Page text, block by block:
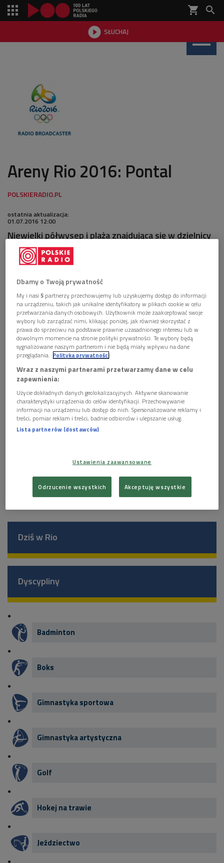
shopping_cart 
 SŁUCHAJ

Areny Rio 2016: Pontal
ostatnia aktualizacja:
01.07.2016 12:00
Niewielki półwysep i plaża znajdująca się w dzielnicy
Recreio dos Bandeirantes w zachodniej części Rio de
Janeiro.
Foto: Wikimedia/Rodrigo.dst
Rozgrywane tu będą zawody kolarskie (jazda indywidualna na
czas) oraz lekkoatletyczne (chód).
Zobacz więcej na temat: areny rio 2016 rio 2016
Dziś w Rio
Dyscypliny
Badminton
Boks
Gimnastyka sportowa
Gimnastyka artystyczna
Golf
Hokej na trawie
Jeździectwo
Dbamy o Twoją prywatność
My i nasi5 partnerzy przechowujemy lub uzyskujemy dostęp do informacji
na urządzeniu, takich jak unikalne identyfikatory w plikach cookie w celu
przetwarzania danych osobowych. Użytkownik może zaakceptować swoje
wybory lub zarządzać nimi, klikając poniżej, jak również skorzystać z
prawa do sprzeciwu na podstawie prawnie uzasadnionego interesu lub w
dowolnym momencie na stronie polityki prywatności. Te wybory będą
sygnalizowane naszym partnerom i nie będą miały wpływu na dane
przeglądania. Polityka prywatności
Wraz z naszymi partnerami przetwarzamy dane w celu
zapewnienia:
Użycie dokładnych danych geolokalizacyjnych. Aktywne skanowanie
charakterystyki urządzenia do celów identyfikacji. Przechowywanie
informacji na urządzeniu lub dostęp do nich. Spersonalizowane reklamy i
treści, pomiar reklam i treści, badnie odbiorców i ulepszanie usług.
Lista partnerów (dostawców)
Ustawienia zaawansowane
Odrzucenie wszystkich Akceptuję wszystkie